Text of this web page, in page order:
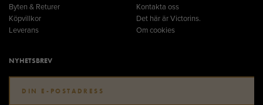
Byten & Returer
Köpvillkor
Leverans
Kontakta oss
Det här är Victorins.
Om cookies
NYHETSBREV